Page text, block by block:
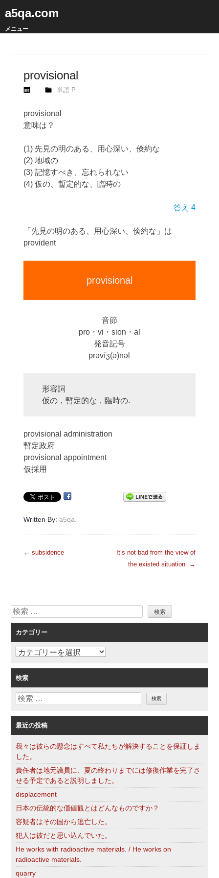
a5qa.com
メニュー
provisional
単語 P
provisional
意味は？
(1) 先見の明のある、用心深い、倹約な
(2) 地域の
(3) 記憶すべき、忘れられない
(4) 仮の、暫定的な、臨時の
答え 4
「先見の明のある、用心深い、倹約な」は
provident
provisional
音節
pro・vi・sion・al
発音記号
prəvíʒ(ə)nəl
形容詞
仮の，暫定的な，臨時の.
provisional administration
暫定政府
provisional appointment
仮採用
Written By:a5qa.
投
ー
シ
ョ
ン
← subsidence
It’s not bad from the view of
the existed situation. →
検
索
カテゴリー
カ
ゴ
リ
ー
検索
検
最近の投稿
我々は彼らの懸念はすべて私たちが解決することを保証しま
した。
責任者は地元議員に、夏の終わりまでには修復作業を完了さ
せる予定であると説明しました。
displacement
日本の伝統的な価値観とはどんなものですか？
容疑者はその国から逃亡した。
犯人は彼だと思い込んでいた。
He works with radioactive materials. / He works on
radioactive materials.
quarry